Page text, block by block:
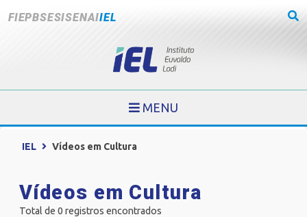
FIEPBSESISENAIIEL
MENU
IEL Vídeos em Cultura
Vídeos em Cultura
Total de 0 registros encontrados